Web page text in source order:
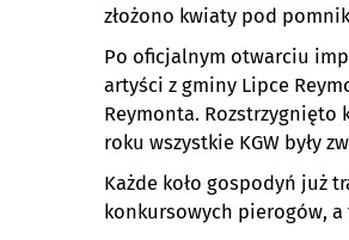
złożono kwiaty pod
Po oficjalnym otwarciu
artyści z gminy Lipce
Reymonta. Rozstrzygnięto
roku wszystkie KGW były
Każde koło gospodyń już
konkursowych pierogów,